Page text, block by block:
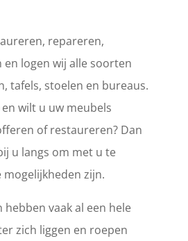
repareren,
logen wij alle soorten
tafels, stoelen en bureaus.
wilt u uw meubels
of restaureren? Dan
u langs om met u te
zijn.
vaak al een hele
zich liggen en roepen